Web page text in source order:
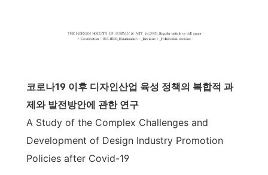
코로나19 이후 디자인산업 육성 정책의 복합적 과
제와 발전방안에 관한 연구
A Study of the Complex Challenges and
Development of Design Industry Promotion
Policies after Covid-19